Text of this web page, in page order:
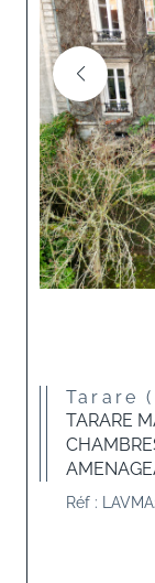
Tarare
TARARE
Réf :